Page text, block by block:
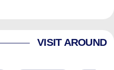
VISIT AROUND